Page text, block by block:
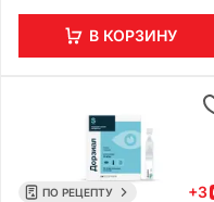
В КОРЗИНУ
ПО РЕЦЕПТУ +3